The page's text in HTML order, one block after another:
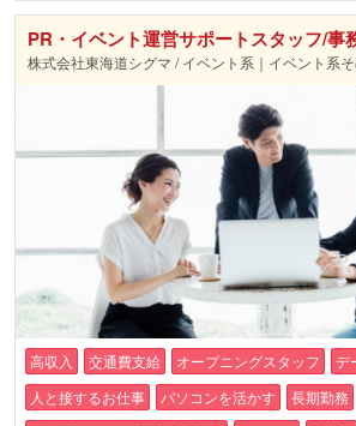
PR・イベント運営サポートスタッフ/事
株式会社東海道シグマ / イベント系｜イベント系
高収入 交通費支給 オープニングスタッフ
デ
人と接するお仕事
パソコンを活かす
長期勤務